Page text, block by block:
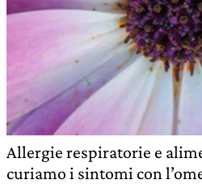
Allergie respiratorie e
curiamo i sintomi con